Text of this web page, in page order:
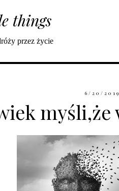
things
przez życie
6/20/2019